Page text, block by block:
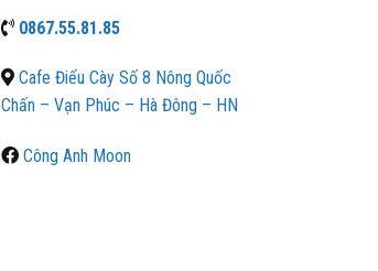
0867.55.81.85
Cafe Điếu Cày Số 8 Nông Quốc
Chấn – Vạn Phúc – Hà Đông – HN
Công Anh Moon